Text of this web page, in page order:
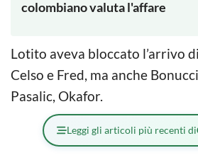
colombiano valuta l'affare
Lotito aveva bloccato l’arrivo
Celso e Fred, ma anche
Pasalic, Okafor.
Leggi gli articoli più recenti di